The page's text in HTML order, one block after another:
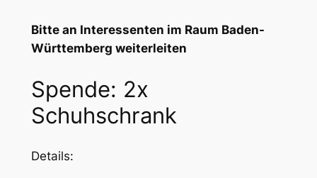
Bitte an Interessenten im Raum Baden-
Württemberg weiterleiten
Spende: 2x
Schuhschrank
Details: